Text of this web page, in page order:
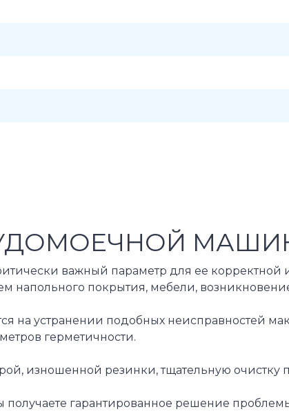
важный параметр для ее корректной
покрытия, мебели,
на устранении подобных неисправностей
герметичности.
изношенной резинки, тщательную
гарантированное решение